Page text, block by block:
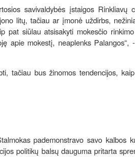
savivaldybės įstaigos Rinkliavų
litų, tačiau ar įmonė uždirbs,
pat siūlau atsisakyti mokesčio
apie mokestį, neaplenks Palangos“,
tačiau bus žinomos tendencijos,
pademonstravo savo kalbos
politikų balsų dauguma pritarta